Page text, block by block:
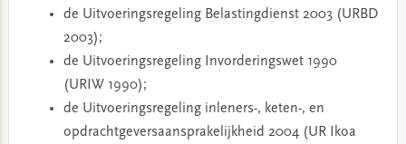
de Uitvoeringsregeling Belastingdienst 2003 (URBD
2003);
de Uitvoeringsregeling Invorderingswet 1990
(URIW 1990);
de Uitvoeringsregeling inleners-, keten-, en
opdrachtgeversaansprakelijkheid 2004 (UR Ikoa